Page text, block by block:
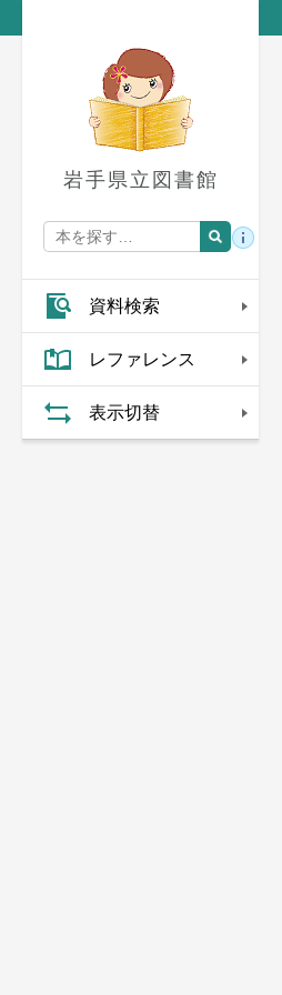
岩手県立図書館
資料検索
レファレンス
表示切替